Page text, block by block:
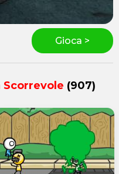
Gioca >
Scorrevole (907)